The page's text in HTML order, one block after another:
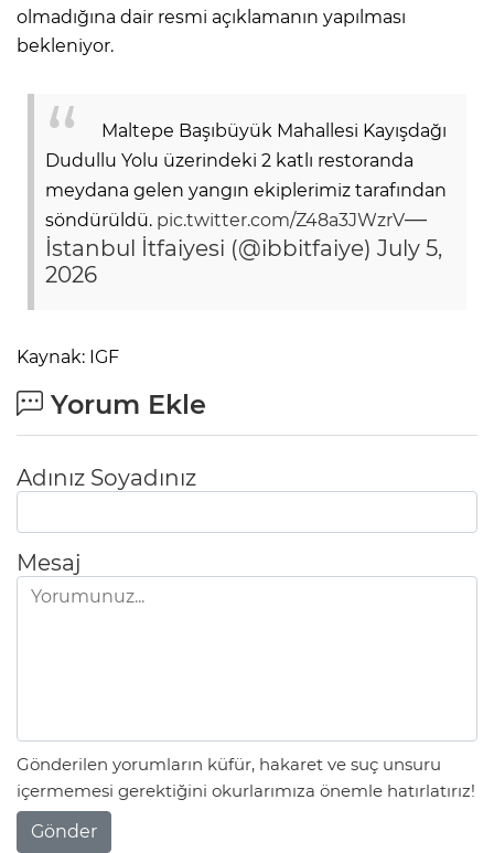
olmadığına dair resmi açıklamanın yapılması
bekleniyor.
Maltepe Başıbüyük Mahallesi Kayışdağı
Dudullu Yolu üzerindeki 2 katlı restoranda
meydana gelen yangın ekiplerimiz tarafından
söndürüldü. pic.twitter.com/Z48a3JWzrV—
İstanbul İtfaiyesi (@ibbitfaiye) July 5,
2026
Kaynak: IGF
Yorum Ekle
Adınız Soyadınız
Mesaj
Gönderilen yorumların küfür, hakaret ve suç unsuru
içermemesi gerektiğini okurlarımıza önemle hatırlatırız!
Gönder